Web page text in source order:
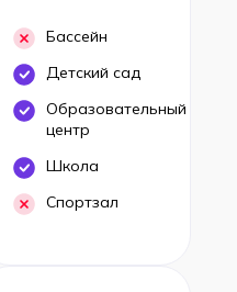
Бассейн
Детский сад
Образовательный
центр
Школа
Спортзал